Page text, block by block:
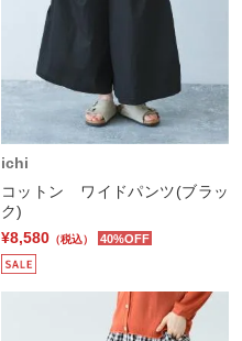
ichi
コットン ワイドパンツ(ブラッ
ク)
¥8,580 （税込） 40%OFF